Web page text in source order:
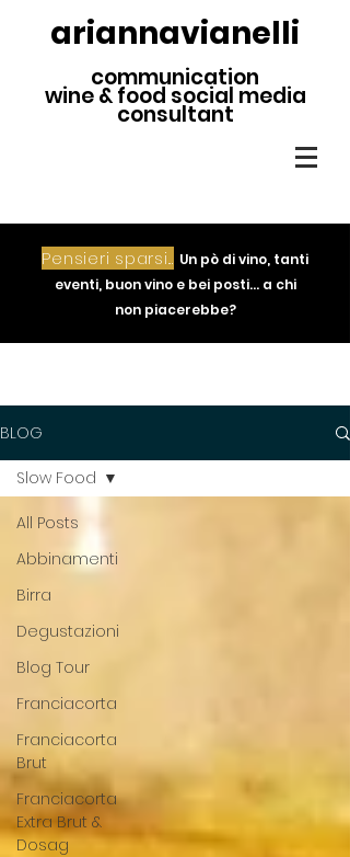
ariannavianelli
communication
wine & food social media
consultant
Pensieri sparsi... Un pò di vino, tanti
eventi, buon vino e bei posti... a chi
non piacerebbe?
BLOG
All Posts
Abbinamenti
Birra
Degustazioni
Blog Tour
Franciacorta
Franciacorta
Brut
Franciacorta
Extra Brut &
Dosag
Slow Food